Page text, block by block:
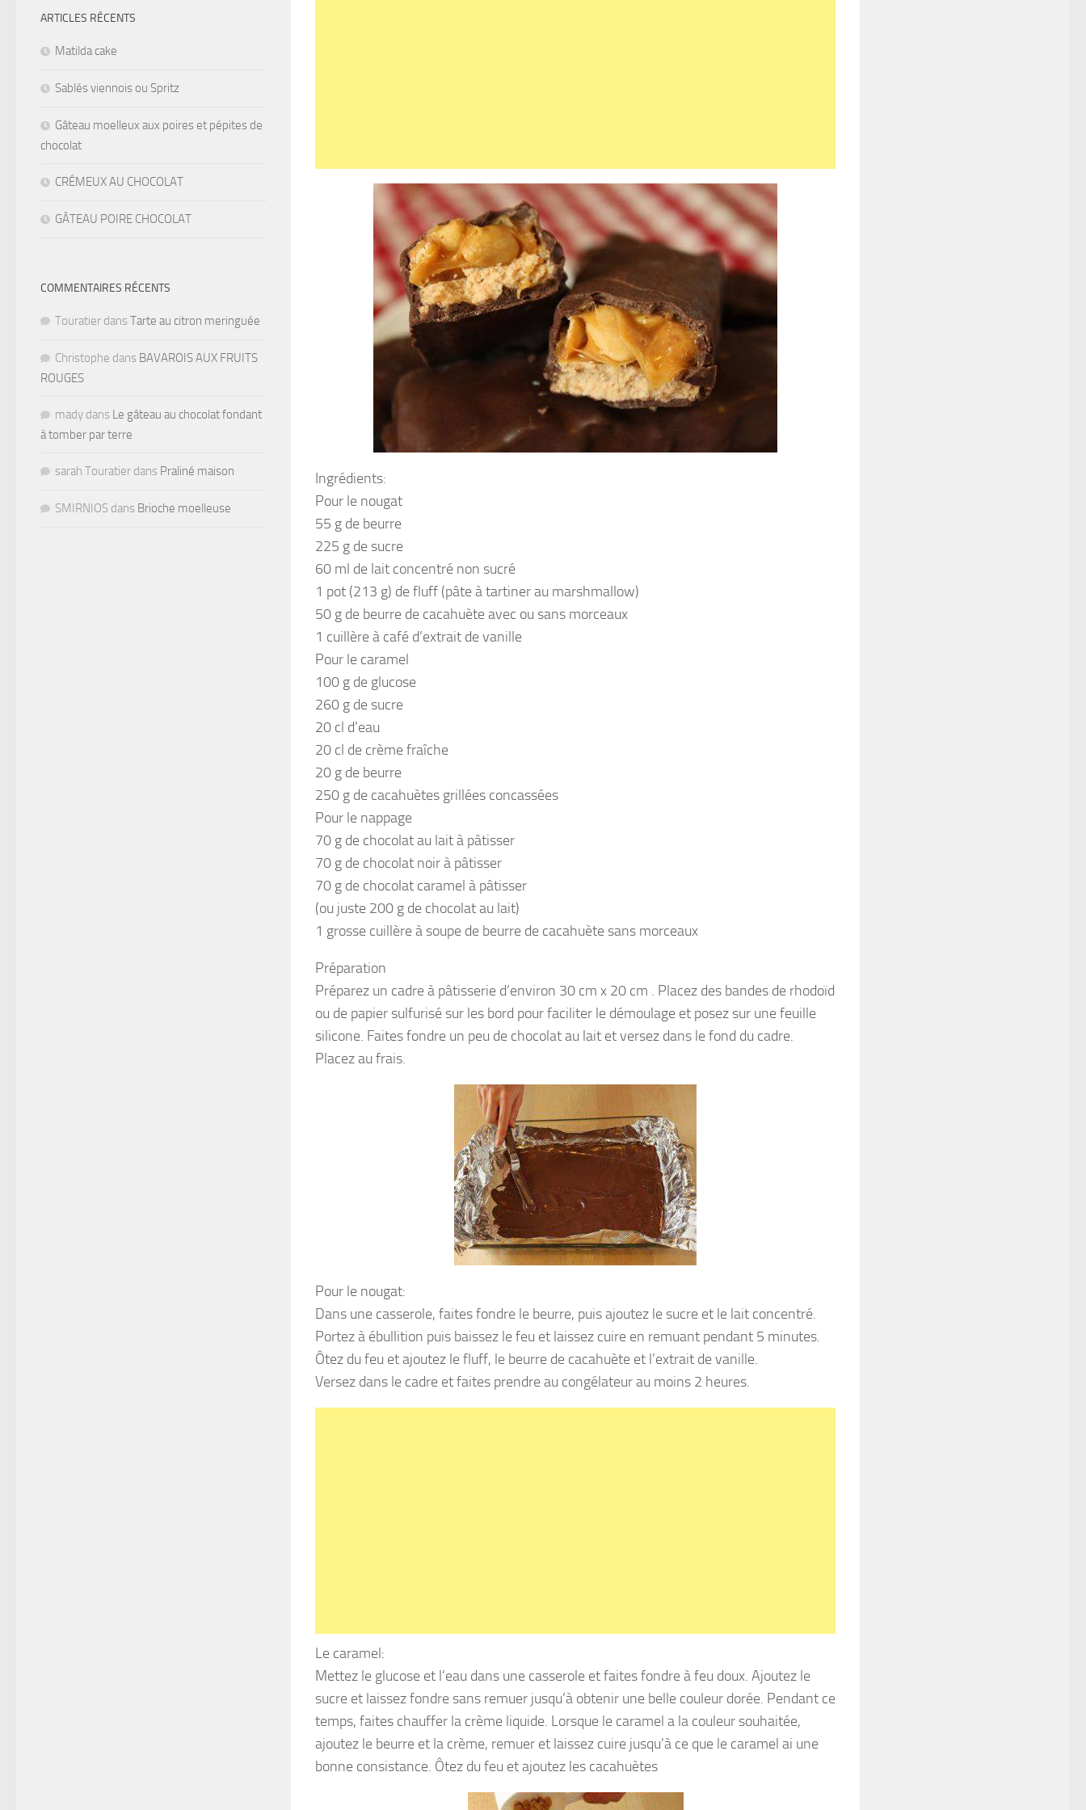
Ingrédients:
Pour le nougat
55 g de beurre
225 g de sucre
60 ml de lait concentré non sucré
1 pot (213 g) de fluff (pâte à tartiner au marshmallow)
50 g de beurre de cacahuète avec ou sans morceaux
1 cuillère à café d’extrait de vanille
Pour le caramel
100 g de glucose
260 g de sucre
20 cl d’eau
20 cl de crème fraîche
20 g de beurre
250 g de cacahuètes grillées concassées
Pour le nappage
70 g de chocolat au lait à pâtisser
70 g de chocolat noir à pâtisser
70 g de chocolat caramel à pâtisser
(ou juste 200 g de chocolat au lait)
1 grosse cuillère à soupe de beurre de cacahuète sans morceaux
Préparation
Préparez un cadre à pâtisserie d’environ 30 cm x 20 cm . Placez des bandes de rhodoïd
ou de papier sulfurisé sur les bord pour faciliter le démoulage et posez sur une feuille
silicone. Faites fondre un peu de chocolat au lait et versez dans le fond du cadre.
Placez au frais.
Pour le nougat:
Dans une casserole, faites fondre le beurre, puis ajoutez le sucre et le lait concentré.
Portez à ébullition puis baissez le feu et laissez cuire en remuant pendant 5 minutes.
Ôtez du feu et ajoutez le fluff, le beurre de cacahuète et l’extrait de vanille.
Versez dans le cadre et faites prendre au congélateur au moins 2 heures.
Le caramel:
Mettez le glucose et l’eau dans une casserole et faites fondre à feu doux. Ajoutez le
sucre et laissez fondre sans remuer jusqu’à obtenir une belle couleur dorée. Pendant ce
temps, faites chauffer la crème liquide. Lorsque le caramel a la couleur souhaitée,
ajoutez le beurre et la crème, remuer et laissez cuire jusqu’à ce que le caramel ai une
bonne consistance. Ôtez du feu et ajoutez les cacahuètes
ARTICLES RÉCENTS
Matilda cake
Sablés viennois ou Spritz
Gâteau moelleux aux poires et pépites de
chocolat
CRÉMEUX AU CHOCOLAT
GÂTEAU POIRE CHOCOLAT
COMMENTAIRES RÉCENTS
Touratier dans Tarte au citron meringuée
Christophe dans BAVAROIS AUX FRUITS
ROUGES
mady dans Le gâteau au chocolat fondant
à tomber par terre
sarah Touratier dans Praliné maison
SMIRNIOS dans Brioche moelleuse